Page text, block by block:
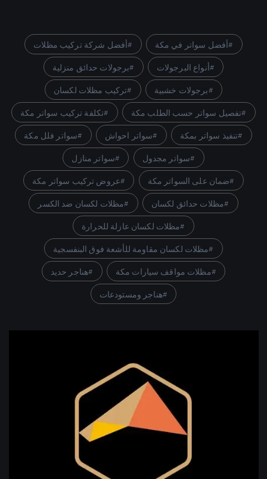
أفضل سواتر في مكة
أفضل شركة تركيب مظلات
أنواع البرجولات
برجولات حدائق منزلية
برجولات خشبية
تركيب مظلات لكسان
تفصيل سواتر حسب الطلب مكة
تكلفة تركيب سواتر مكة
تنفيذ سواتر بمكة
سواتر احواش
سواتر فلل مكة
سواتر مجدول
سواتر منازل
ضمان على السواتر مكة
عروض تركيب سواتر مكة
مظلات حدائق لكسان
مظلات لكسان ضد الكسر
مظلات لكسان عازلة للحرارة
مظلات لكسان مقاومة للأشعة فوق البنفسجية
مظلات مواقف سيارات مكة
هناجر حديد
هناجر ومستودعات